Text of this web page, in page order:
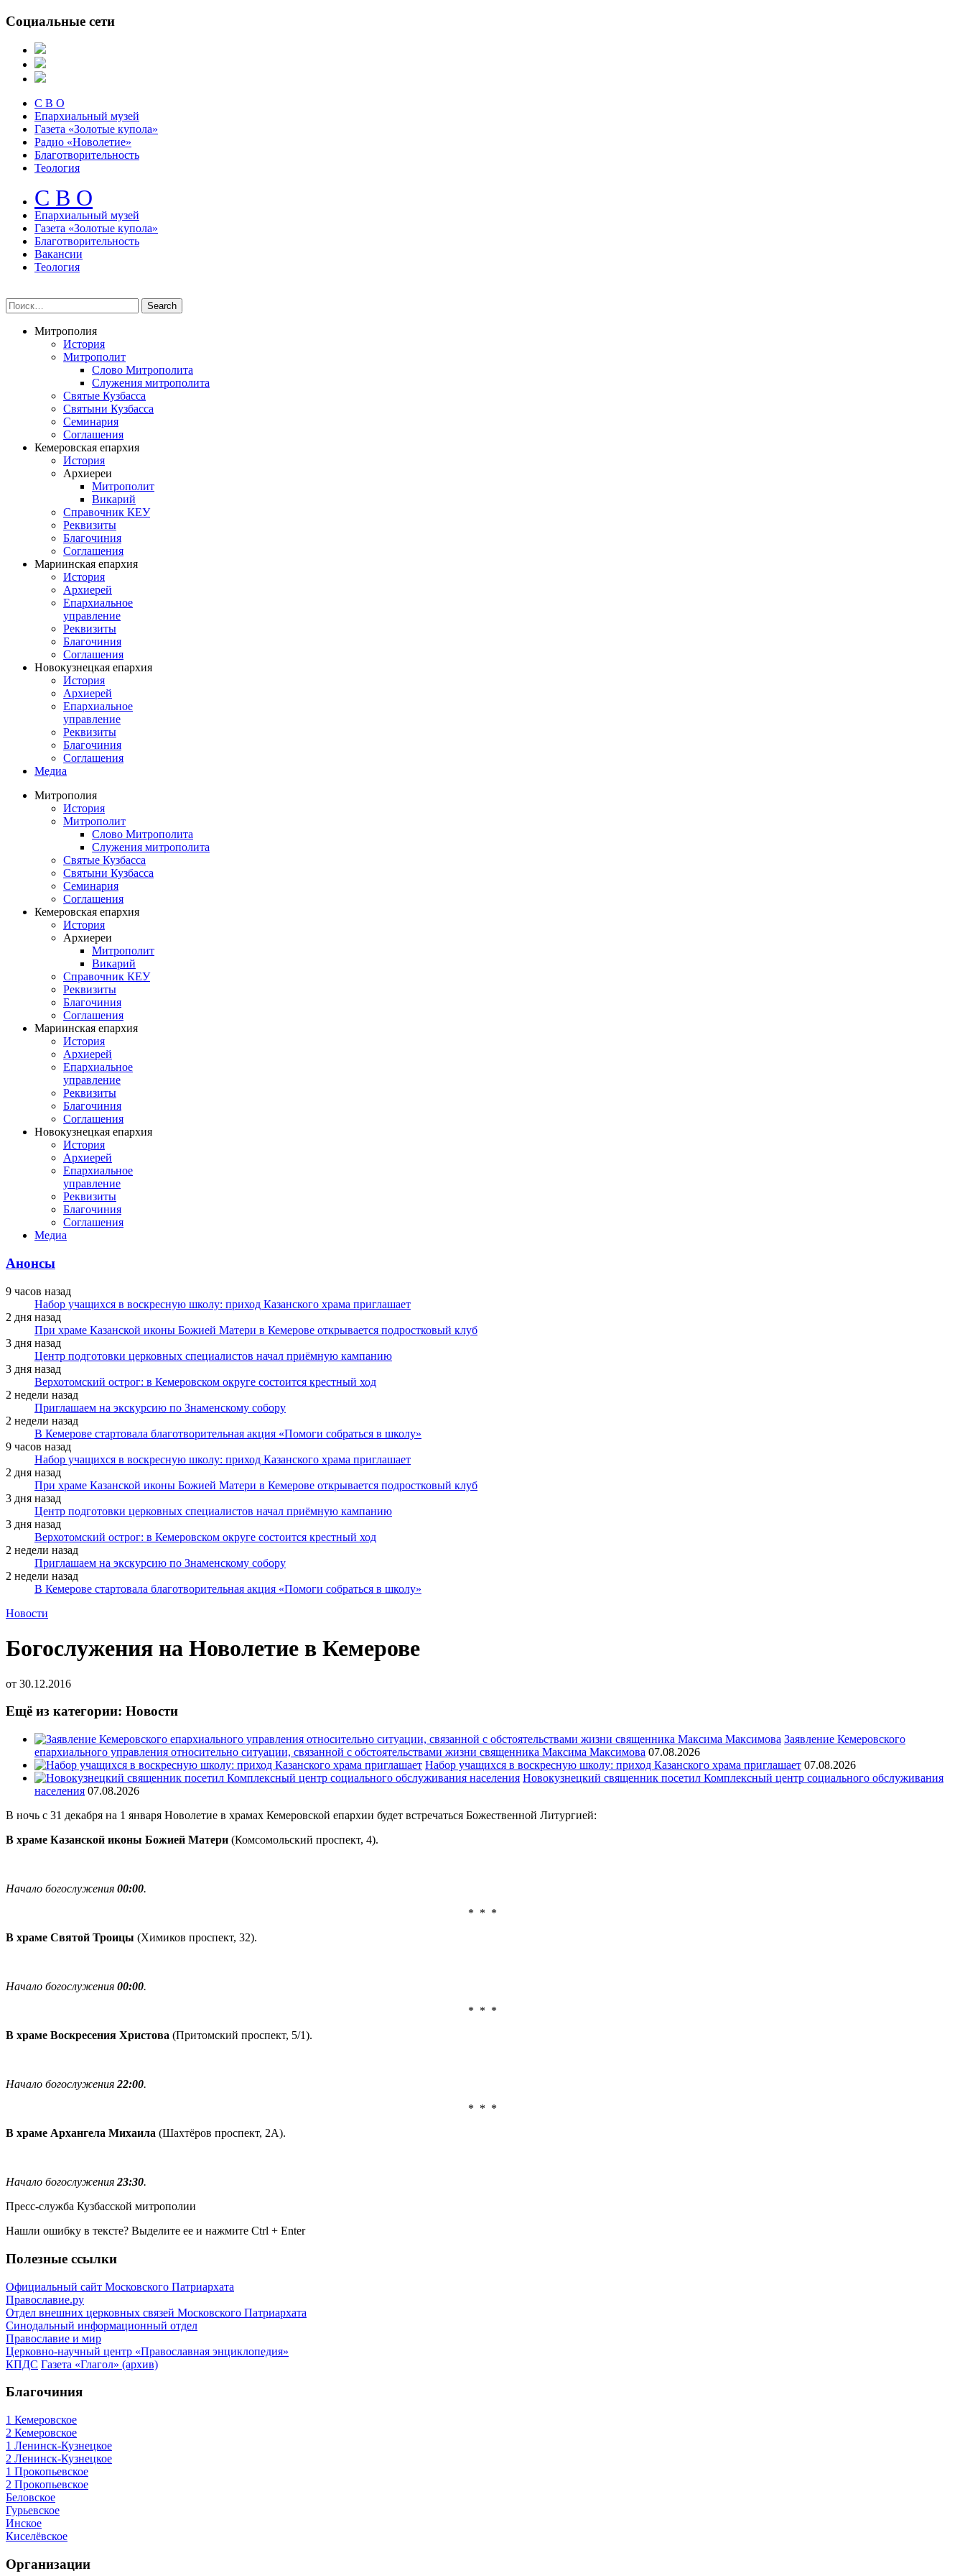
Социальные сети
С В О
Епархиальный музей
Газета «Золотые купола»
Радио «Новолетие»
Благотворительность
Теология
С В О
Епархиальный музeй
Газета «Золотые купола»
Благотворительность
Вакансии
Теология
Митрополия
История
Митрополит
Слово Митрополита
Служения митрополита
Святые Кузбасса
Святыни Кузбасса
Семинария
Соглашения
Кемеровская епархия
История
Архиереи
Митрополит
Викарий
Справочник КЕУ
Реквизиты
Благочиния
Соглашения
Мариинская епархия
История
Архиерей
Епархиальное
управление
Реквизиты
Благочиния
Соглашения
Новокузнецкая епархия
История
Архиерей
Епархиальное
управление
Реквизиты
Благочиния
Соглашения
Медиа
Митрополия
История
Митрополит
Слово Митрополита
Служения митрополита
Святые Кузбасса
Святыни Кузбасса
Семинария
Соглашения
Кемеровская епархия
История
Архиереи
Митрополит
Викарий
Справочник КЕУ
Реквизиты
Благочиния
Соглашения
Мариинская епархия
История
Архиерей
Епархиальное
управление
Реквизиты
Благочиния
Соглашения
Новокузнецкая епархия
История
Архиерей
Епархиальное
управление
Реквизиты
Благочиния
Соглашения
Медиа
Анонсы
9 часов назад
Набор учащихся в воскресную школу: приход Казанского храма приглашает
2 дня назад
При храме Казанской иконы Божией Матери в Кемерове открывается подростковый клуб
3 дня назад
Центр подготовки церковных специалистов начал приёмную кампанию
3 дня назад
Верхотомский острог: в Кемеровском округе состоится крестный ход
2 недели назад
Приглашаем на экскурсию по Знаменскому собору
2 недели назад
В Кемерове стартовала благотворительная акция «Помоги собраться в школу»
9 часов назад
Набор учащихся в воскресную школу: приход Казанского храма приглашает
2 дня назад
При храме Казанской иконы Божией Матери в Кемерове открывается подростковый клуб
3 дня назад
Центр подготовки церковных специалистов начал приёмную кампанию
3 дня назад
Верхотомский острог: в Кемеровском округе состоится крестный ход
2 недели назад
Приглашаем на экскурсию по Знаменскому собору
2 недели назад
В Кемерове стартовала благотворительная акция «Помоги собраться в школу»
Новости
Богослужения на Новолетие в Кемерове
от 30.12.2016
Ещё из категории: Новости
Заявление Кемеровского
епархиального управления относительно ситуации, связанной с обстоятельствами жизни священника Максима Максимова 07.08.2026
Набор учащихся в воскресную школу: приход Казанского храма приглашает 07.08.2026
Новокузнецкий священник посетил Комплексный центр социального обслуживания
населения 07.08.2026
В ночь с 31 декабря на 1 января Новолетие в храмах Кемеровской епархии будет встречаться Божественной Литургией:
В храме Казанской иконы Божией Матери (Комсомольский проспект, 4).
Начало богослужения 00:00.
* * *
В храме Святой Троицы (Химиков проспект, 32).
Начало богослужения 00:00.
* * *
В храме Воскресения Христова (Притомский проспект, 5/1).
Начало богослужения 22:00.
* * *
В храме Архангела Михаила (Шахтёров проспект, 2А).
Начало богослужения 23:30.
Пресс-служба Кузбасской митрополии
Нашли ошибку в тексте? Выделите ее и нажмите Ctrl + Enter
Полезные ссылки
Официальный сайт Московского Патриархата
Православие.ру
Отдел внешних церковных связей Московского Патриархата
Синодальный информационный отдел
Православие и мир
Церковно-научный центр «Православная энциклопедия»
КПДС Газета «Глагол» (архив)
Благочиния
1 Кемеровское
2 Кемеровское
1 Ленинск-Кузнецкое
2 Ленинск-Кузнецкое
1 Прокопьевское
2 Прокопьевское
Беловское
Гурьевское
Инское
Киселёвское
Организации